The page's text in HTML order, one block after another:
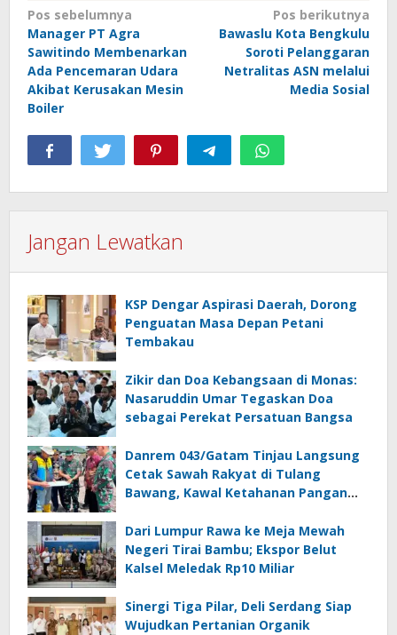
Navigasi
pos
Pos sebelumnya
Manager PT Agra
Sawitindo Membenarkan
Ada Pencemaran Udara
Akibat Kerusakan Mesin
Boiler
Pos berikutnya
Bawaslu Kota Bengkulu
Soroti Pelanggaran
Netralitas ASN melalui
Media Sosial
Jangan Lewatkan
KSP Dengar Aspirasi Daerah, Dorong
Penguatan Masa Depan Petani
Tembakau
Zikir dan Doa Kebangsaan di Monas:
Nasaruddin Umar Tegaskan Doa
sebagai Perekat Persatuan Bangsa
Danrem 043/Gatam Tinjau Langsung
Cetak Sawah Rakyat di Tulang
Bawang, Kawal Ketahanan Pangan
Dari Lumpur Rawa ke Meja Mewah
Negeri Tirai Bambu; Ekspor Belut
Kalsel Meledak Rp10 Miliar
Sinergi Tiga Pilar, Deli Serdang Siap
Wujudkan Pertanian Organik